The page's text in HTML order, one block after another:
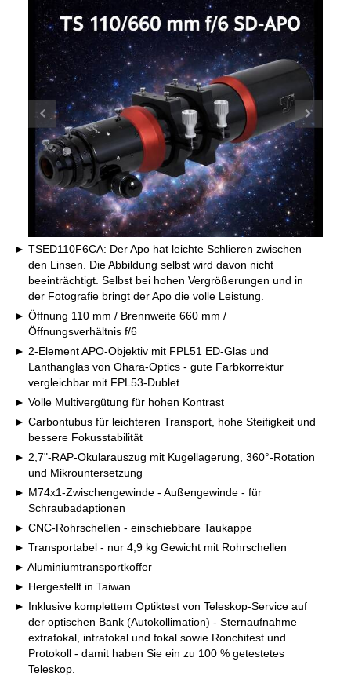
TSED110F6CA: Der Apo hat leichte Schlieren zwischen
den Linsen. Die Abbildung selbst wird davon nicht
beeinträchtigt. Selbst bei hohen Vergrößerungen und in
der Fotografie bringt der Apo die volle Leistung.
Öffnung 110 mm / Brennweite 660 mm /
Öffnungsverhältnis f/6
2-Element APO-Objektiv mit FPL51 ED-Glas und
Lanthanglas von Ohara-Optics - gute Farbkorrektur
vergleichbar mit FPL53-Dublet
Volle Multivergütung für hohen Kontrast
Carbontubus für leichteren Transport, hohe Steifigkeit und
bessere Fokusstabilität
2,7"-RAP-Okularauszug mit Kugellagerung, 360°-Rotation
und Mikrountersetzung
M74x1-Zwischengewinde - Außengewinde - für
Schraubadaptionen
CNC-Rohrschellen - einschiebbare Taukappe
Transportabel - nur 4,9 kg Gewicht mit Rohrschellen
Aluminiumtransportkoffer
Hergestellt in Taiwan
Inklusive komplettem Optiktest von Teleskop-Service auf
der optischen Bank (Autokollimation) - Sternaufnahme
extrafokal, intrafokal und fokal sowie Ronchitest und
Protokoll - damit haben Sie ein zu 100 % getestetes
Teleskop.